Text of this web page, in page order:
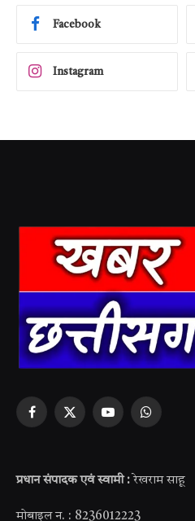
Facebook
Instagram
Facebook
X
YouTubeWhatsApp
प्रधान संपादक एवं स्वामी : रेखराम साहू
मोबाइल न. : 8236012223